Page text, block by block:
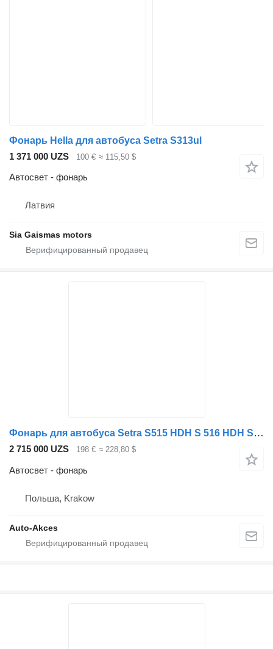
Фонарь Hella для автобуса Setra S313ul
1 371 000 UZS
100 € ≈ 115,50 $
Автосвет - фонарь
Латвия
Sia Gaismas motors
Фонарь для автобуса Setra S515 HDH S 516 HDH S 517 HDH S 531
2 715 000 UZS 198 € ≈ 228,80 $
Автосвет - фонарь
Польша, Krakow
Auto-Akces